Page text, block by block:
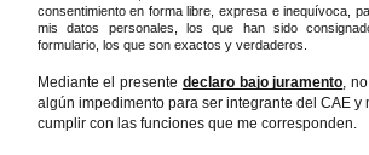
consentimiento en forma libre, expresa e inequívoca,
mis datos personales, los que han sido
formulario, los que son exactos y verdaderos.
Mediante el presente declaro bajo juramento,
algún impedimento para ser integrante del CAE y
cumplir con las funciones que me corresponden.